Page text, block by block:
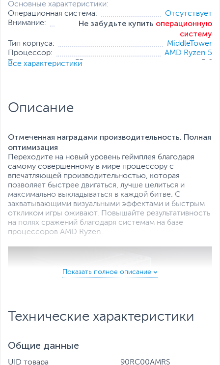
Основные характеристики:
Операционная система:
Отсутствует
Внимание:
Не забудьте купить операционную
систему
Тип корпуса:
MiddleTower
Процессор:
AMD Ryzen 5
Тактовая частота, ГГц:
Все характеристики
Все характеристики
Описание
Отмеченная наградами производительность. Полная
оптимизация
Переходите на новый уровень геймплея благодаря
самому совершенному в мире процессору с
впечатляющей производительностью, которая
позволяет быстрее двигаться, лучше целиться и
максимально выкладываться в каждой битве. С
захватывающими визуальными эффектами и быстрым
откликом игры оживают. Повышайте результативность
на полях сражений благодаря системам на базе
процессоров AMD Ryzen.
Технические характеристики
Общие данные
UID товара 90RC00AMRS